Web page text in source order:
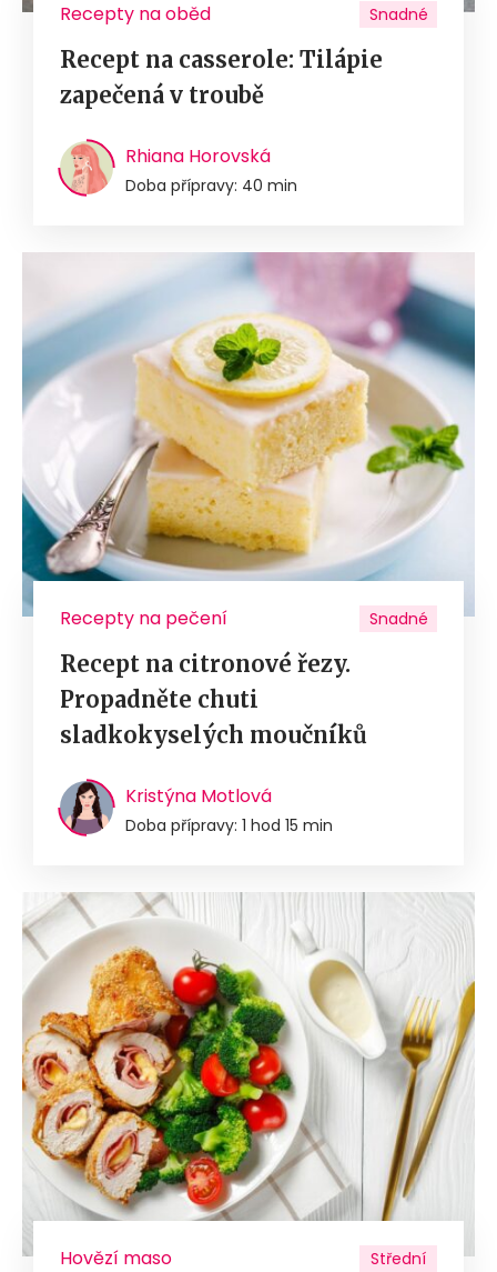
Recepty na oběd Snadné
Recept na casserole: Tilápie
zapečená v troubě
Rhiana Horovská
Doba přípravy: 40 min
Recepty na pečení Snadné
Recept na citronové řezy.
Propadněte chuti
sladkokyselých moučníků
Kristýna Motlová
Doba přípravy: 1 hod 15 min
Hovězí maso Střední